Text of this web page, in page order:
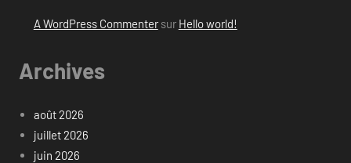
A WordPress Commentersur Hello world!
Archives
août 2026
juillet 2026
juin 2026